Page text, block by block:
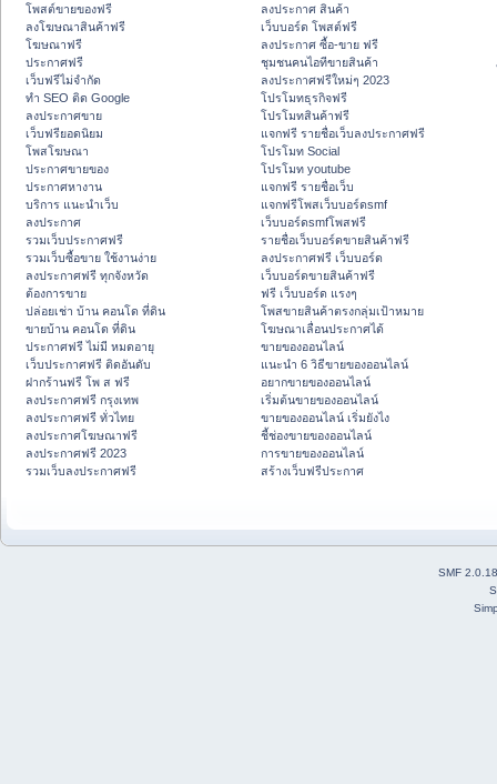
โพสต์ขายของฟรี
ลงโฆษณาสินค้าฟรี
โฆษณาฟรี
ประกาศฟรี
เว็บฟรีไม่จำกัด
ทำ SEO ติด Google
ลงประกาศขาย
เว็บฟรียอดนิยม
โพสโฆษณา
ประกาศขายของ
ประกาศหางาน
บริการ แนะนำเว็บ
ลงประกาศ
รวมเว็บประกาศฟรี
รวมเว็บซื้อขาย ใช้งานง่าย
ลงประกาศฟรี ทุกจังหวัด
ต้องการขาย
ปล่อยเช่า บ้าน คอนโด ที่ดิน
ขายบ้าน คอนโด ที่ดิน
ประกาศฟรี ไม่มี หมดอายุ
เว็บประกาศฟรี ติดอันดับ
ฝากร้านฟรี โพ ส ฟรี
ลงประกาศฟรี กรุงเทพ
ลงประกาศฟรี ทั่วไทย
ลงประกาศโฆษณาฟรี
ลงประกาศฟรี 2023
รวมเว็บลงประกาศฟรี
ลงประกาศ สินค้า
เว็บบอร์ด โพสต์ฟรี
ลงประกาศ ซื้อ-ขาย ฟรี
ชุมชนคนไอทีขายสินค้า
ลงประกาศฟรีใหม่ๆ 2023
โปรโมทธุรกิจฟรี
โปรโมทสินค้าฟรี
แจกฟรี รายชื่อเว็บลงประกาศฟรี
โปรโมท Social
โปรโมท youtube
แจกฟรี รายชื่อเว็บ
แจกฟรีโพสเว็บบอร์ดsmf
เว็บบอร์ดsmfโพสฟรี
รายชื่อเว็บบอร์ดขายสินค้าฟรี
ลงประกาศฟรี เว็บบอร์ด
เว็บบอร์ดขายสินค้าฟรี
ฟรี เว็บบอร์ด แรงๆ
โพสขายสินค้าตรงกลุ่มเป้าหมาย
โฆษณาเลื่อนประกาศได้
ขายของออนไลน์
แนะนำ 6 วิธีขายของออนไลน์
อยากขายของออนไลน์
เริ่มต้นขายของออนไลน์
ขายของออนไลน์ เริ่มยังไง
ชี้ช่องขายของออนไลน์
การขายของออนไลน์
สร้างเว็บฟรีประกาศ
SMF 2.0.18